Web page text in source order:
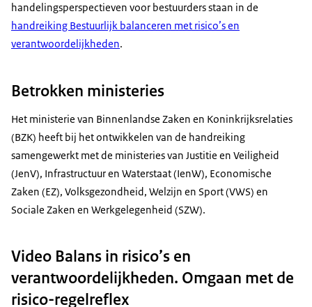
handelingsperspectieven voor bestuurders staan in de
handreiking Bestuurlijk balanceren met risico’s en
verantwoordelijkheden.
Betrokken ministeries
Het ministerie van Binnenlandse Zaken en Koninkrijksrelaties
(BZK) heeft bij het ontwikkelen van de handreiking
samengewerkt met de ministeries van Justitie en Veiligheid
(JenV), Infrastructuur en Waterstaat (IenW), Economische
Zaken (EZ), Volksgezondheid, Welzijn en Sport (VWS) en
Sociale Zaken en Werkgelegenheid (SZW).
Video Balans in risico’s en
verantwoordelijkheden. Omgaan met de
risico-regelreflex